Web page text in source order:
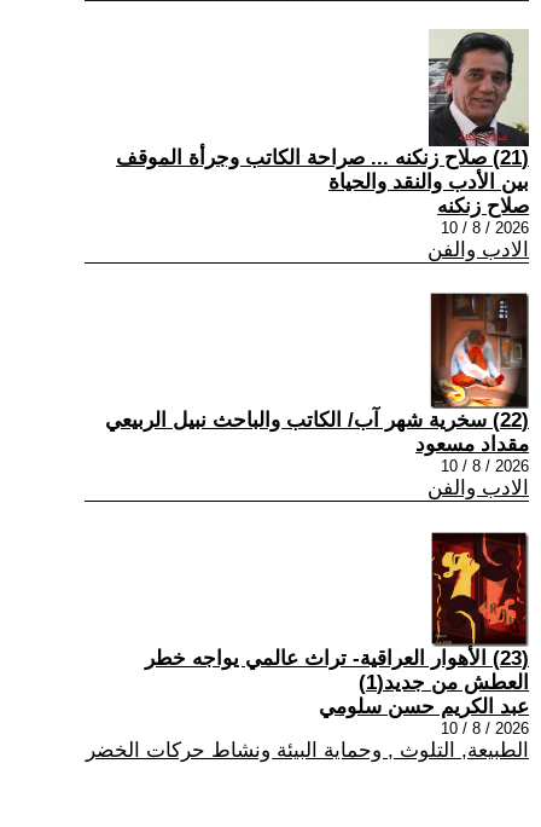
(21) صلاح زنكنه ... صراحة الكاتب وجرأة الموقف
بين الأدب والنقد والحياة
صلاح زنكنه
2026 / 8 / 10
الادب والفن
(22) سخرية شهر آب/ الكاتب والباحث نبيل الربيعي
مقداد مسعود
2026 / 8 / 10
الادب والفن
(23) الأهوار العراقية- تراث عالمي يواجه خطر
العطش من جديد(1)
عبد الكريم حسن سلومي
2026 / 8 / 10
الطبيعة, التلوث , وحماية البيئة ونشاط حركات الخضر